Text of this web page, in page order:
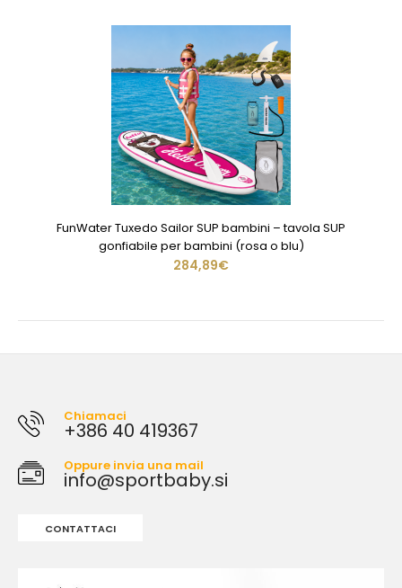
FunWater Tuxedo Sailor SUP bambini – tavola SUP
gonfiabile per bambini (rosa o blu)
284,89€
Chiamaci
+386 40 419367
Oppure invia una mail
info@sportbaby.si
CONTATTACI